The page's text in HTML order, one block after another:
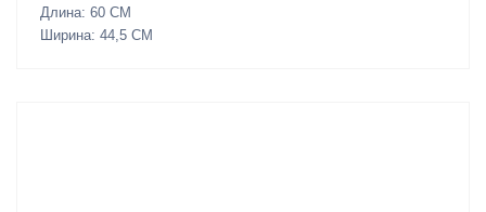
Длина: 60 СМ
Ширина: 44,5 СМ